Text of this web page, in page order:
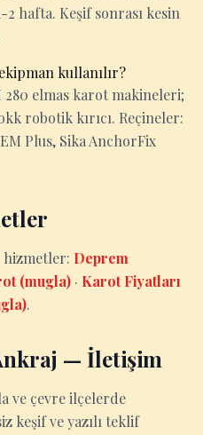
hafta. Keşif sonrası kesin
kullanılır?
280 elmas karot makineleri;
robotik kırıcı. Reçineler:
Plus, Sika AnchorFix
hizmetler: Deprem
(mugla) · Karot Fiyatları
.
— İletişim
ve çevre ilçelerde
keşif ve yazılı teklif